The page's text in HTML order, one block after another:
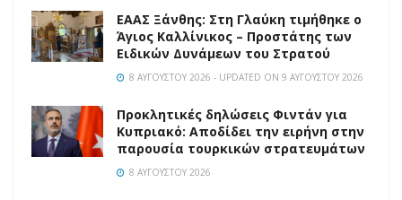
EAAΣ Ξάνθης: Στη Γλαύκη τιμήθηκε ο
Άγιος Καλλίνικος – Προστάτης των
Ειδικών Δυνάμεων του Στρατού
8 ΑΥΓΟΎΣΤΟΥ 2026 - UPDATED ON 9 ΑΥΓΟΎΣΤΟΥ 2026
Προκλητικές δηλώσεις Φιντάν για
Κυπριακό: Αποδίδει την ειρήνη στην
παρουσία τουρκικών στρατευμάτων
8 ΑΥΓΟΎΣΤΟΥ 2026